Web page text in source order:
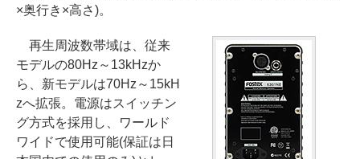
×奥行き×高さ)。
再生周波数帯域は、従来
モデルの80Hz～13kHzか
ら、新モデルは70Hz～15kH
zへ拡張。電源はスイッチン
グ方式を採用し、ワールド
ワイドで使用可能(保証は日